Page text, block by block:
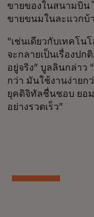
ขายของในสนามบิน
ขายขนมในละแวกบ้
“เช่นเดียวกับเทคโ
จะกลายเป็นเรื่องป
อยู่จริง” บูลลินกล่าว
กว่า มันใช้งานง่าย
ยุคดิจิทัลชื่นชอบ ยอ
อย่างรวดเร็ว”